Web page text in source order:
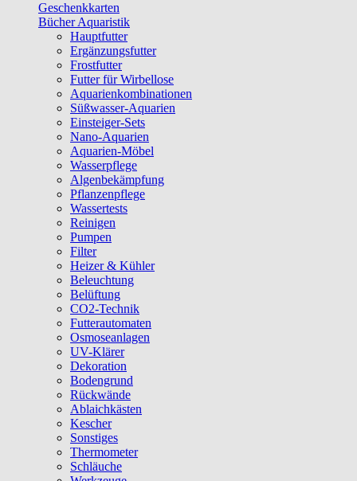
Geschenkkarten
Bücher Aquaristik
Hauptfutter
Ergänzungsfutter
Frostfutter
Futter für Wirbellose
Aquarienkombinationen
Süßwasser-Aquarien
Einsteiger-Sets
Nano-Aquarien
Aquarien-Möbel
Wasserpflege
Algenbekämpfung
Pflanzenpflege
Wassertests
Reinigen
Pumpen
Filter
Heizer & Kühler
Beleuchtung
Belüftung
CO2-Technik
Futterautomaten
Osmoseanlagen
UV-Klärer
Dekoration
Bodengrund
Rückwände
Ablaichkästen
Kescher
Sonstiges
Thermometer
Schläuche